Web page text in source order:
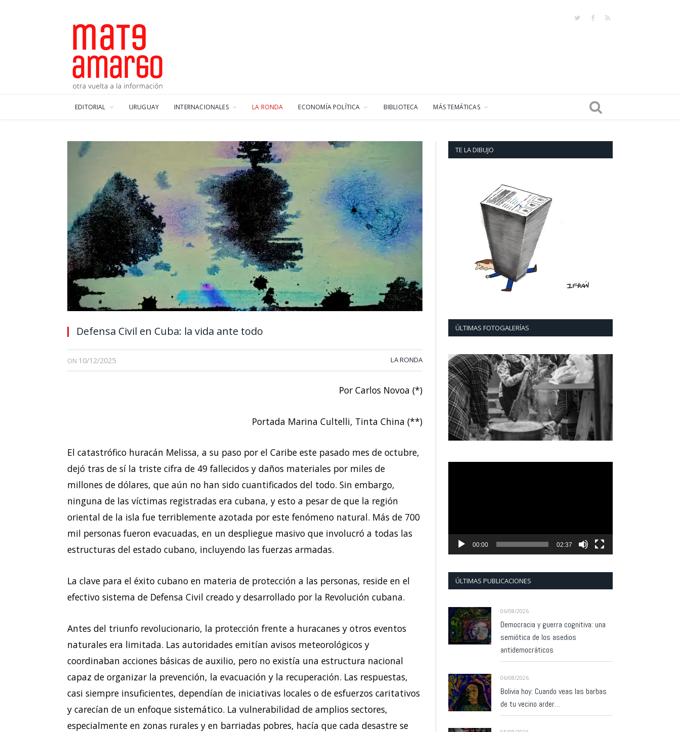
TwitterFacebook
RSS
EDITORIAL URUGUAY INTERNACIONALES LA RONDA ECONOMÍA POLÍTICA BIBLIOTECA MÁS TEMÁTICAS
Defensa Civil en Cuba: la vida ante todo
ON 10/12/2025 LA RONDA
Por Carlos Novoa (*)
Portada Marina Cultelli, Tinta China (**)
El catastrófico huracán Melissa, a su paso por el Caribe este pasado mes de octubre,
dejó tras de sí la triste cifra de 49 fallecidos y daños materiales por miles de
millones de dólares, que aún no han sido cuantificados del todo. Sin embargo,
ninguna de las víctimas registradas era cubana, y esto a pesar de que la región
oriental de la isla fue terriblemente azotada por este fenómeno natural. Más de 700
mil personas fueron evacuadas, en un despliegue masivo que involucró a todas las
estructuras del estado cubano, incluyendo las fuerzas armadas.
La clave para el éxito cubano en materia de protección a las personas, reside en el
efectivo sistema de Defensa Civil creado y desarrollado por la Revolución cubana.
Antes del triunfo revolucionario, la protección frente a huracanes y otros eventos
naturales era limitada. Las autoridades emitían avisos meteorológicos y
coordinaban acciones básicas de auxilio, pero no existía una estructura nacional
capaz de organizar la prevención, la evacuación y la recuperación. Las respuestas,
casi siempre insuficientes, dependían de iniciativas locales o de esfuerzos caritativos
y carecían de un enfoque sistemático. La vulnerabilidad de amplios sectores,
especialmente en zonas rurales y en barriadas pobres, hacía que cada desastre se
TE LA DIBUJO
ÚLTIMAS FOTOGALERÍAS
00:00 02:37
ÚLTIMAS PUBLICACIONES
06/08/2026
Democracia y guerra cognitiva: una
semiótica de los asedios
antidemocráticos
06/08/2026
Bolivia hoy: Cuando veas las barbas
de tu vecino arder…